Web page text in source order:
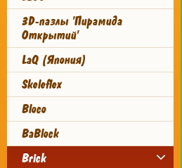
3D-пазлы 'Пирамида
Открытий'
LaQ (Япония)
Skeleflex
Bloco
BaBlock
Brick